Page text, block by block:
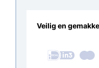
Veilig en